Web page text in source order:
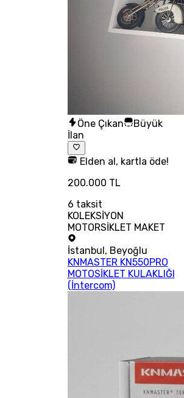
Öne Çıkan
Büyük
İlan
Elden al, kartla öde!
200.000 TL
6 taksit
KOLEKSİYON
MOTORSİKLET MAKET
İstanbul, Beyoğlu
KNMASTER KN550PRO
MOTOSİKLET KULAKLIĞI
(İntercom)